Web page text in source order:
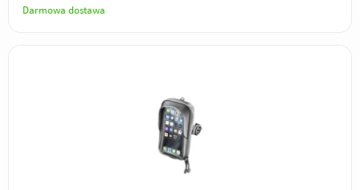
Darmowa dostawa